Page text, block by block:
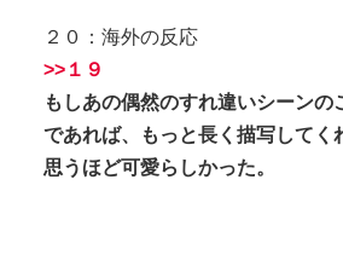
２０：海外の反応
>>１９
もしあの偶然のすれ違いシーンの
であれば、もっと長く描写してく
思うほど可愛らしかった。